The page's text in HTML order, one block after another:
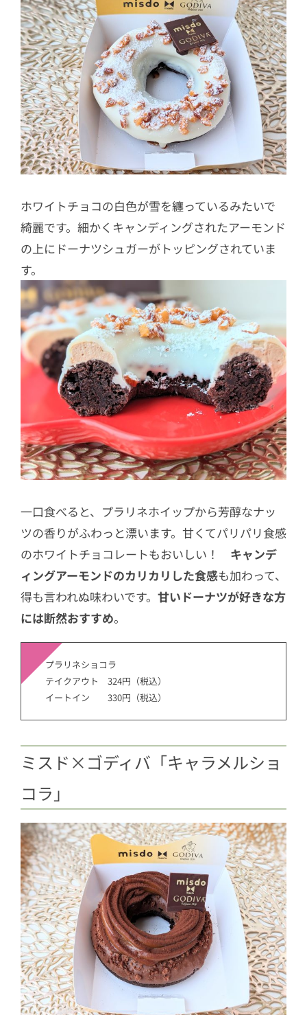
ホワイトチョコの白色が雪を纏っているみたいで
綺麗です。細かくキャンディングされたアーモンド
の上にドーナツシュガーがトッピングされていま
す。
一口食べると、プラリネホイップから芳醇なナッ
ツの香りがふわっと漂います。甘くてパリパリ食感
のホワイトチョコレートもおいしい！ キャンデ
ィングアーモンドのカリカリした食感も加わって、
得も言われぬ味わいです。 甘いドーナツが好きな方
には断然おすすめ。
プラリネショコラ
テイクアウト 324円（税込）
イートイン 330円（税込）
ミスド×ゴディバ「キャラメルショ
コラ」